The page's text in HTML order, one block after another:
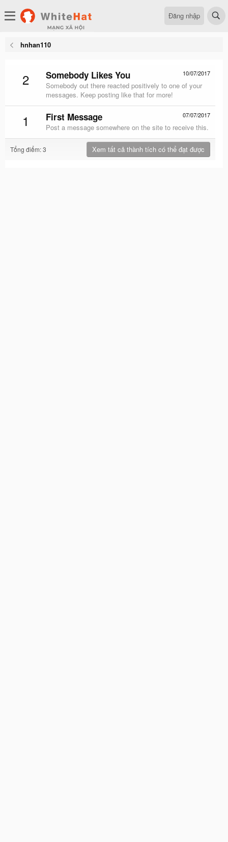
Đăng nhập
hnhan110
2 10/07/2017
Somebody Likes You
Somebody out there reacted positively to one of your
messages. Keep posting like that for more!
1 07/07/2017
First Message
Post a message somewhere on the site to receive this.
Tổng điểm: 3 Xem tất cả thành tích có thể đạt được